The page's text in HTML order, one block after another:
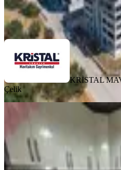
KRİSTAL MAVİTAKIMTuran
Ara
KRİSTAL
Çelik
YENİ
Bursa
2+1 85m2
Osmangazi,
2+1
3.